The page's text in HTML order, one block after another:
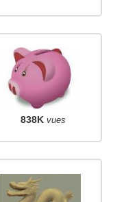
838K vues